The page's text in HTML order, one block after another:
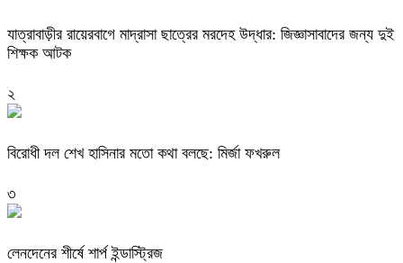
যাত্রাবাড়ীর রায়েরবাগে মাদ্রাসা ছাত্রের মরদেহ উদ্ধার: জিজ্ঞাসাবাদের জন্য দুই
শিক্ষক আটক
২
বিরোধী দল শেখ হাসিনার মতো কথা বলছে: মির্জা ফখরুল
৩
লেনদেনের শীর্ষে শার্প ইন্ডাস্ট্রিজ